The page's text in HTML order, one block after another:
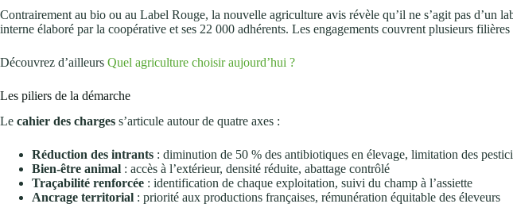
Contrairement au bio ou au Label Rouge, la nouvelle agriculture avis révèle qu’il ne s’agit pas d’un
interne élaboré par la coopérative et ses 22 000 adhérents. Les engagements couvrent plusieurs
Découvrez d’ailleurs Quel agriculture choisir aujourd’hui ?
Les piliers de la démarche
Le cahier des charges s’articule autour de quatre axes :
Réduction des intrants : diminution de 50 % des antibiotiques en élevage, limitation des
Bien-être animal : accès à l’extérieur, densité réduite, abattage contrôlé
Traçabilité renforcée : identification de chaque exploitation, suivi du champ à l’assiette
Ancrage territorial : priorité aux productions françaises, rémunération équitable des éleveurs